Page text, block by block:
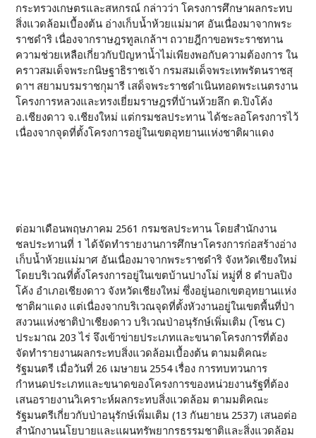
กระทรวงเกษตรและสหกรณ์ กล่าวว่า โครงการศึกษาผลกระทบ
สิ่งแวดล้อมเบื้องต้น อ่างเก็บน้ำห้วยแม่มาศ อันเนื่องมาจากพระ
ราชดำริ เนื่องจากราษฎรทูลเกล้าฯ ถวายฎีกาขอพระราชทาน
ความช่วยเหลือเกี่ยวกับปัญหาน้ำไม่เพียงพอกับความต้องการ ใน
คราวสมเด็จพระกนิษฐาธิราชเจ้า กรมสมเด็จพระเทพรัตนราชสุ
ดาฯ สยามบรมราชกุมารี เสด็จพระราชดำเนินทอดพระเนตรงาน
โครงการหลวงและทรงเยี่ยมราษฎรที่บ้านห้วยลึก ต.ปิงโค้ง
อ.เชียงดาว จ.เชียงใหม่ แต่กรมชลประทาน ได้ชะลอโครงการไว้
เนื่องจากจุดที่ตั้งโครงการอยู่ในเขตอุทยานแห่งชาติผาแดง
ต่อมา​เดือนพฤษภาคม 2561 กรมชลประทาน โดยสำนักงาน
ชลประทานที่ 1 ได้จัดทำรายงานการศึกษาโครงการก่อสร้างอ่าง
เก็บน้ำห้วยแม่มาศ อันเนื่องมาจากพระราชดำริ จังหวัดเชียงใหม่
โดยบริเวณที่ตั้งโครงการอยู่ในเขตบ้านปางโม่ หมู่ที่ 8 ตำบลปิง
โค้ง อำเภอเชียงดาว จังหวัดเชียงใหม่ ซึ่งอยู่นอกเขตอุทยานแห่ง
ชาติผาแดง แต่เนื่องจากบริเวณจุดที่ตั้งหัวงานอยู่ในเขตพื้นที่ป่า
สงวนแห่งชาติป่าเชียงดาว บริเวณป่าอนุรักษ์เพิ่มเติม (โซน C)
ประมาณ 203 ไร่ จึงเข้าข่ายประเภทและขนาดโครงการที่ต้อง
จัดทำรายงานผลกระทบสิ่งแวดล้อมเบื้องต้น ตามมติคณะ
รัฐมนตรี เมื่อวันที่ 26 เมษายน 2554 เรื่อง การทบทวนการ
กำหนดประเภทและขนาดของโครงการของหน่วยงานรัฐที่ต้อง
เสนอรายงานวิเคราะห์ผลกระทบสิ่งแวดล้อม ตามมติคณะ
รัฐมนตรีเกี่ยวกับป่าอนุรักษ์เพิ่มเติม (13 กันยายน 2537) เสนอต่อ
สำนักงานนโยบายและแผนทรัพยากรธรรมชาติและสิ่งแวดล้อม